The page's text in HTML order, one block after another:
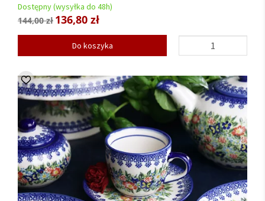
Dostępny (wysyłka do 48h)
144,00 zł 136,80 zł
Do koszyka